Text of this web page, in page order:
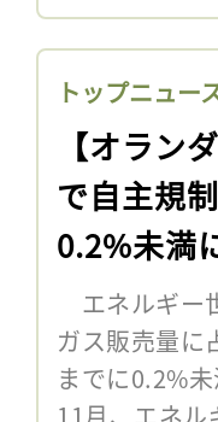
トップニュー
【オラン
で自主規
0.2%未満
エネルギー
ガス販売量に
までに0.2%